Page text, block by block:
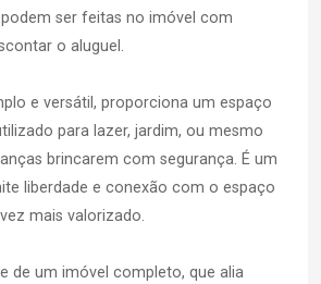
ser feitas no imóvel com
o aluguel.
e versátil, proporciona um espaço
para lazer, jardim, ou mesmo
brincarem com segurança. É um
liberdade e conexão com o espaço
mais valorizado.
de um imóvel completo, que alia